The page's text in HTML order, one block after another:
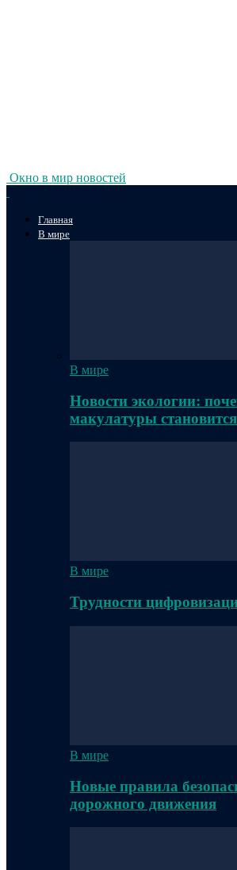
Окно в мир новостей
Главная
В мире
В мире
Новости экологии:
макулатуры
В мире
Трудности
В мире
Новые правила
дорожного движения